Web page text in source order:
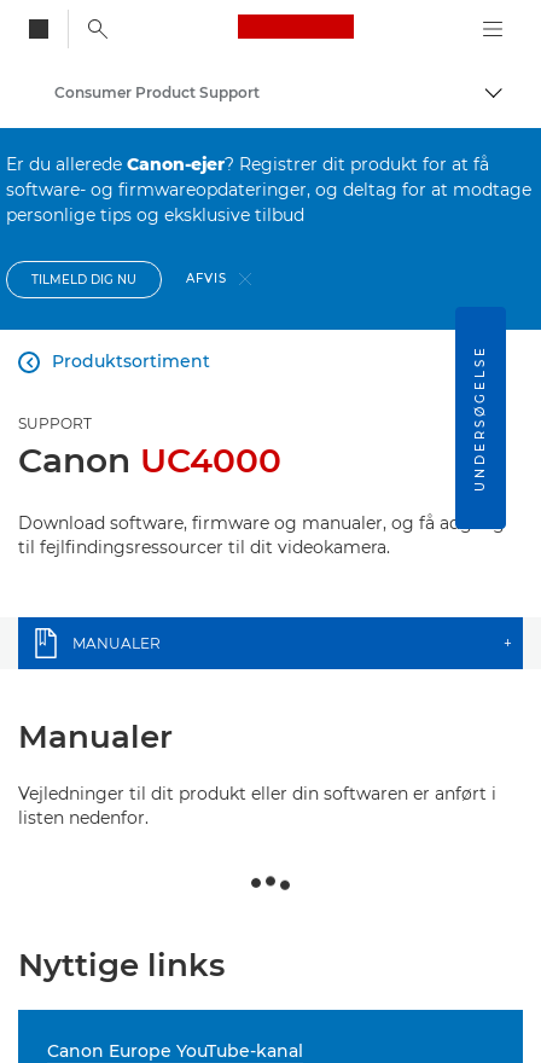
Canon Logo, back
Skift
Consumer Product Support
Er du allerede Canon-ejer? Registrer dit produkt for at få
software- og firmwareopdateringer, og deltag for at modtage
personlige tips og eksklusive tilbud
TILMELD DIG NU AFVIS
Produktsortiment

SUPPORT
Canon UC4000
Download software, firmware og manualer, og få adgang
til fejlfindingsressourcer til dit videokamera.
MANUALER +
Manualer
Vejledninger til dit produkt eller din softwaren er anført i
listen nedenfor.
Nyttige links
Canon Europe YouTube-kanal
UNDERSØGELSE